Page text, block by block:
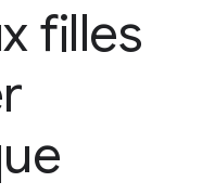
filles